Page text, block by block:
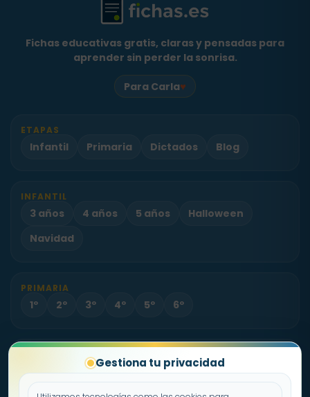
Gestiona tu privacidad
Fichas educativas gratis, claras y pensadas para
aprender sin perder la sonrisa.
Para Carla♥
ETAPAS
Infantil Primaria Dictados Blog
INFANTIL
3 años 4 años 5 años
Halloween
Navidad
PRIMARIA
1º 2º 3º 4º 5º 6º
Sobre Fichas.es Contacto